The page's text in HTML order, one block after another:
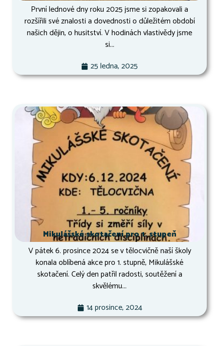
První lednové dny roku 2025 jsme si zopakovali a
rozšířili své znalosti a dovednosti o důležitém období
našich dějin, o husitství. V hodinách vlastivědy jsme
si...
25 ledna, 2025
Mikulášské skotačení pro 1. stupeň
V pátek 6. prosince 2024 se v tělocvičně naší školy
konala oblíbená akce pro 1. stupně, Mikulášské
skotačení. Celý den patřil radosti, soutěžení a
skvělému...
14 prosince, 2024